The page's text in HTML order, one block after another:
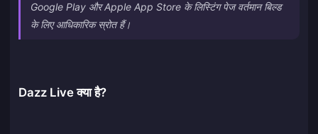
Google Play और Apple App Store के लिस्टिंग पेज वर्तमान बिल्ड
के लिए आधिकारिक स्रोत हैं।
Dazz Live क्या है?